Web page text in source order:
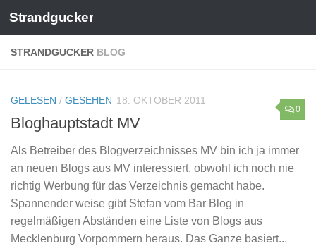
Zum Inhalt springen
Strandgucker
STRANDGUCKER BLOG
0
GELESEN / GESEHEN 18. OKTOBER 2011
Bloghauptstadt MV
Als Betreiber des Blogverzeichnisses MV bin ich ja immer
an neuen Blogs aus MV interessiert, obwohl ich noch nie
richtig Werbung für das Verzeichnis gemacht habe.
Spannender weise gibt Stefan vom Bar Blog in
regelmäßigen Abständen eine Liste von Blogs aus
Mecklenburg Vorpommern heraus. Das Ganze basiert...